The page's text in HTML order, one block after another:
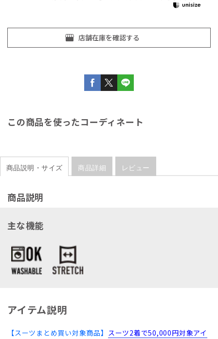
この商品を使ったコーディネート
商品説明・サイズ 商品詳細 レビュー
商品説明
主な機能
アイテム説明
【スーツまとめ買い対象商品】 スーツ2着で50,000円対象アイ